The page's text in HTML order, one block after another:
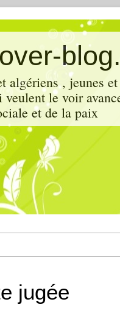
algériens , jeunes
le voir
et de la paix
jugée